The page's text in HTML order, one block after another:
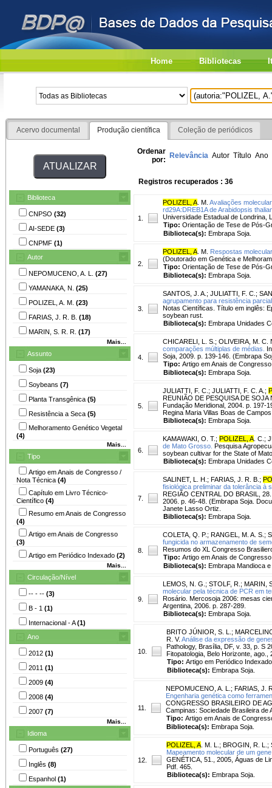
Home Bibliotecas
Acervo documental Produção científica Coleção de periódicos
Biblioteca
CNPSO (32)
AI-SEDE (3)
CNPMF (1)
Autor
NEPOMUCENO, A. L. (27)
YAMANAKA, N. (25)
POLIZEL, A. M. (23)
FARIAS, J. R. B. (18)
MARIN, S. R. R. (17)
Mais...
Assunto
Soja (23)
Soybeans (7)
Planta Transgênica (5)
Resistência a Seca (5)
Melhoramento Genético Vegetal
(4)
Mais...
Tipo
Artigo em Anais de Congresso /
Nota Técnica (4)
Capítulo em Livro Técnico-
Científico (4)
Resumo em Anais de Congresso
(4)
Artigo em Anais de Congresso
(3)
Artigo em Periódico Indexado (2)
Mais...
Circulação/Nível
-- - -- (3)
B - 1 (1)
Internacional - A(1)
Ano
2012 (1)
2011 (1)
2009 (4)
2008 (4)
2007 (7)
Mais...
Idioma
Português (27)
Inglês (8)
Espanhol (1)
Ordenar
por: Relevância Autor Título Ano
Registros recuperados : 36
1.
POLIZEL, A . M. Avaliações
rd29A:DREB1A de Arabidopsis
Universidade Estadual de Londrina,
Tipo: Orientação de Tese de Pós-
Biblioteca(s): Embrapa Soja.
2.
POLIZEL, A . M. Respostas
(Doutorado em Genética e
Tipo: Orientação de Tese de Pós-
Biblioteca(s): Embrapa Soja.
3.
SANTOS, J. A. ; JULIATTI, F. C. ;
agrupamento para resistência
Notas Científicas. Título em inglês:
soybean rust.
Biblioteca(s): Embrapa Unidades
4.
CHICARELI, L. S. ; OLIVEIRA, M. C.
comparações múltiplas de médias.
Soja, 2009. p. 139-146. (Embrapa
Tipo: Artigo em Anais de Congresso
Biblioteca(s): Embrapa Soja.
5.
JULIATTI, F. C. ; JULIATTI, F. C. A. ;
REUNIÃO DE PESQUISA DE
Fundação Meridional, 2004. p. 197-
Regina Maria Villas Boas de
Biblioteca(s): Embrapa Soja.
6.
KAMAWAKI, O. T. ; POLIZEL, A . C. ;
de Mato Grosso. Pesquisa
soybean cultivar for the State of
Biblioteca(s): Embrapa Unidades
7.
SALINET, L. H. ; FARIAS, J. R. B. ;
fisiológica preliminar da tolerância à
REGIÃO CENTRAL DO BRASIL,
2006. p. 46-48. (Embrapa Soja.
Janete Lasso Ortiz.
Biblioteca(s): Embrapa Soja.
8.
COLETA, Q. P. ; RANGEL, M. A. S. ;
fungicida no armazenamento de
Resumos do XL Congresso
Tipo: Artigo em Anais de
Biblioteca(s): Embrapa Mandioca
9.
LEMOS, N. G. ; STOLF, R. ; MARIN,
molecular pela técnica de PCR em
Rosário. Mercosoja 2006: mesas
Argentina, 2006. p. 287-289.
Biblioteca(s): Embrapa Soja.
10.
BRITO JÚNIOR, S. L. ;
R. V. Análise da expressão de
Pathology, Brasília, DF, v. 33, p. S
Fitopatologia, Belo Horizonte, ago.,
Tipo: Artigo em Periódico Indexado
Biblioteca(s): Embrapa Soja.
11.
NEPOMUCENO, A. L. ; FARIAS, J.
Engenharia genética como
CONGRESSO BRASILEIRO DE
Campinas: Sociedade Brasileira de
Tipo: Artigo em Anais de
Biblioteca(s): Embrapa Soja.
12.
POLIZEL, A . M. L. ; BROGIN, R. L. ;
Mapeamento molecular de um
GENÉTICA, 51., 2005, Águas de
Pdf. 465.
Biblioteca(s): Embrapa Soja.